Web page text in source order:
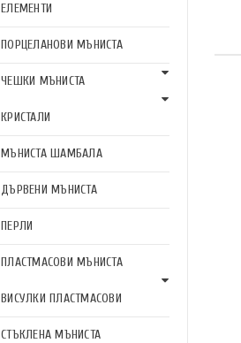
ЕЛЕМЕНТИ
ПОРЦЕЛАНОВИ МЪНИСТА
ЧЕШКИ МЪНИСТА
КРИСТАЛИ
МЪНИСТА ШАМБАЛА
ДЪРВЕНИ МЪНИСТА
ПЕРЛИ
ПЛАСТМАСОВИ МЪНИСТА
ВИСУЛКИ ПЛАСТМАСОВИ
СТЪКЛЕНА МЪНИСТА